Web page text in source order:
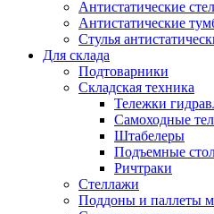
Антистатические
Антистатические
Стулья
Для склада
Подтоварники
Складская техника
Тележки
Самоходные
Штабелеры
Подъемные
Ричтраки
Стеллажи
Поддоны и паллеты